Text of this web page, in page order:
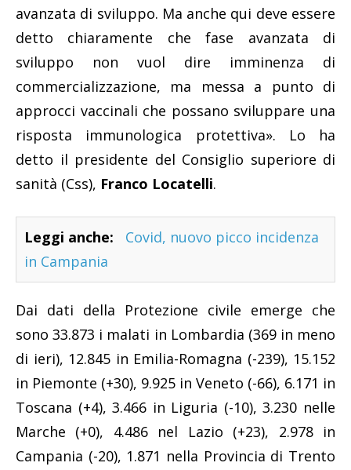
avanzata di sviluppo. Ma anche qui deve essere
detto chiaramente che fase avanzata di
sviluppo non vuol dire imminenza di
commercializzazione, ma messa a punto di
approcci vaccinali che possano sviluppare una
risposta immunologica protettiva». Lo ha
detto il presidente del Consiglio superiore di
sanità (Css), Franco Locatelli.
Leggi anche:
Covid, nuovo picco incidenza
in Campania
Dai dati della Protezione civile emerge che
sono 33.873 i malati in Lombardia (369 in meno
di ieri), 12.845 in Emilia-Romagna (-239), 15.152
in Piemonte (+30), 9.925 in Veneto (-66), 6.171 in
Toscana (+4), 3.466 in Liguria (-10), 3.230 nelle
Marche (+0), 4.486 nel Lazio (+23), 2.978 in
Campania (-20), 1.871 nella Provincia di Trento